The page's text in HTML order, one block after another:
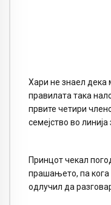
Хари не знаел дека
правилата така
првите четири
семејство во
Принцот чекал
прашањето, па
одлучил да